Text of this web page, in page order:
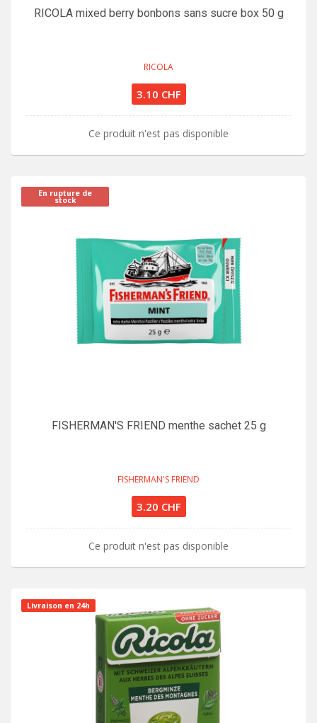
RICOLA mixed berry bonbons sans sucre box 50 g
RICOLA
3.10 CHF
Ce produit n'est pas disponible
En rupture de
stock
FISHERMAN'S FRIEND menthe sachet 25 g
FISHERMAN'S FRIEND
3.20 CHF
Ce produit n'est pas disponible
Livraison en 24h